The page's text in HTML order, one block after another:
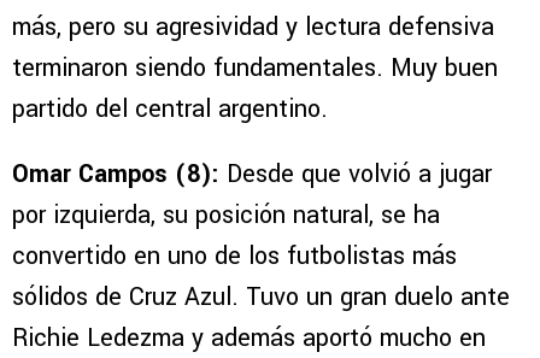
más, pero su agresividad y lectura defensiva
terminaron siendo fundamentales. Muy buen
partido del central argentino.
Omar Campos (8): Desde que volvió a jugar
por izquierda, su posición natural, se ha
convertido en uno de los futbolistas más
sólidos de Cruz Azul. Tuvo un gran duelo ante
Richie Ledezma y además aportó mucho en